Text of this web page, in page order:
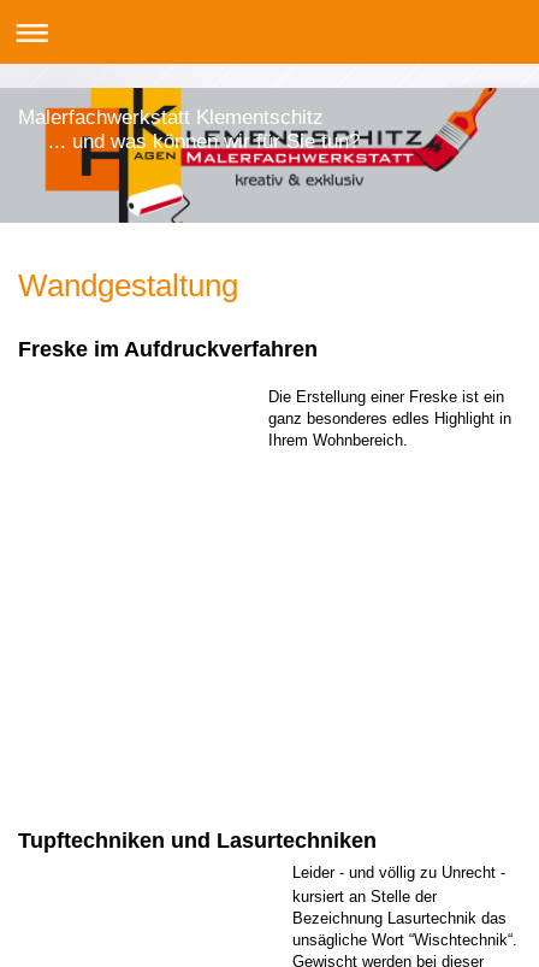
Malerfachwerkstatt Klementschitz
... und was können wir für Sie tun?
Wandgestaltung
Freske im Aufdruckverfahren
Die Erstellung einer Freske ist ein
ganz besonderes edles Highlight in
Ihrem Wohnbereich.
Tupftechniken und Lasurtechniken
Leider - und völlig zu Unrecht -
kursiert an Stelle der
Bezeichnung Lasurtechnik das
unsägliche Wort “Wischtechnik“.
Gewischt werden bei dieser